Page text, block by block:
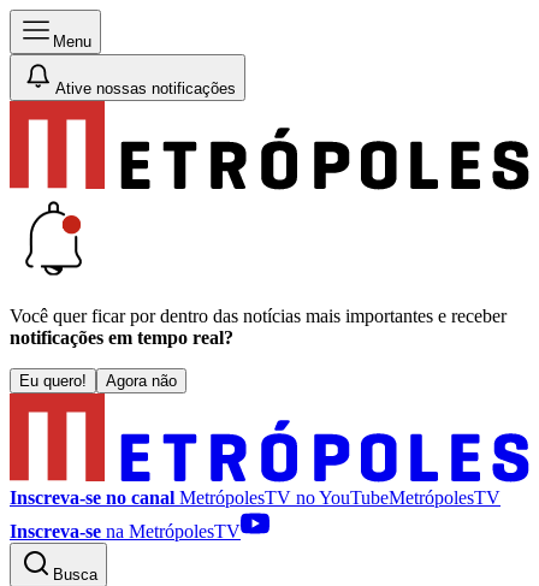
Menu
Ative nossas notificações
Você quer ficar por dentro das notícias mais importantes e receber
notificações em tempo real?
Eu quero! Agora não
Inscreva-se no canal MetrópolesTV noYouTubeMetrópolesTV
Inscreva-se na MetrópolesTV
Busca